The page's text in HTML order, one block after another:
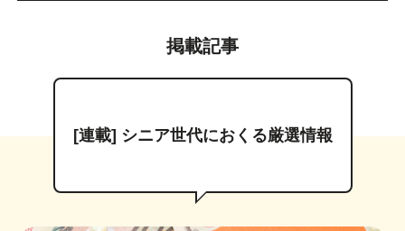
掲載記事
[連載] シニア世代におくる厳選情報